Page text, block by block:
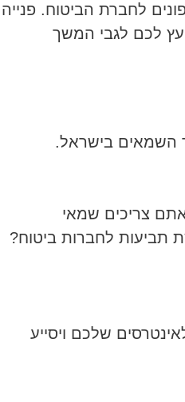
לחברת הביטוח. פנייה
לכם לגבי המשך
השמאים בישראל.
צריכים שמאי
תביעות לחברות ביטוח?
שלכם ויסייע